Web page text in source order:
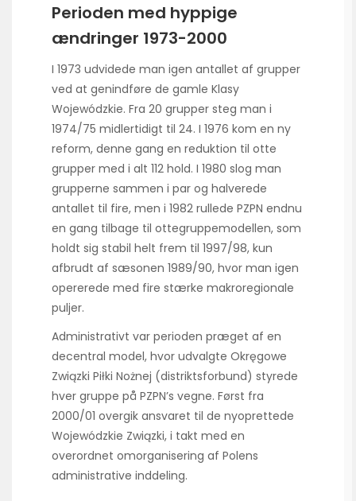
Perioden med hyppige
ændringer 1973-2000
I 1973 udvidede man igen antallet af grupper
ved at genindføre de gamle Klasy
Wojewódzkie. Fra 20 grupper steg man i
1974/75 midlertidigt til 24. I 1976 kom en ny
reform, denne gang en reduktion til otte
grupper med i alt 112 hold. I 1980 slog man
grupperne sammen i par og halverede
antallet til fire, men i 1982 rullede PZPN endnu
en gang tilbage til ottegruppemodellen, som
holdt sig stabil helt frem til 1997/98, kun
afbrudt af sæsonen 1989/90, hvor man igen
opererede med fire stærke makroregionale
puljer.
Administrativt var perioden præget af en
decentral model, hvor udvalgte Okręgowe
Związki Piłki Nożnej (distriktsforbund) styrede
hver gruppe på PZPN’s vegne. Først fra
2000/01 overgik ansvaret til de nyoprettede
Wojewódzkie Związki, i takt med en
overordnet omorganisering af Polens
administrative inddeling.